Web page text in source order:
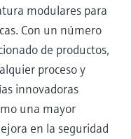
modulares para
Con un número
de productos,
proceso y
innovadoras
una mayor
en la seguridad